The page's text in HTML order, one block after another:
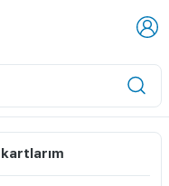
kartlarım